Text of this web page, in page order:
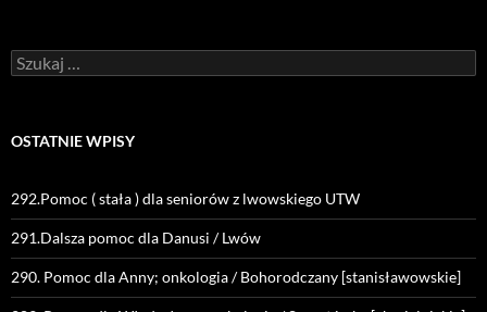
Szukaj:
OSTATNIE WPISY
292.Pomoc ( stała ) dla seniorów z lwowskiego UTW
291.Dalsza pomoc dla Danusi / Lwów
290. Pomoc dla Anny; onkologia / Bohorodczany [stanisławowskie]